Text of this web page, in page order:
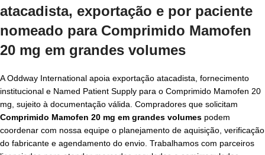
atacadista, exportação e por paciente
nomeado para Comprimido Mamofen
20 mg em grandes volumes
A Oddway International apoia exportação atacadista, fornecimento
institucional e Named Patient Supply para o Comprimido Mamofen 20
mg, sujeito à documentação válida. Compradores que solicitam
Comprimido Mamofen 20 mg em grandes volumes podem
coordenar com nossa equipe o planejamento de aquisição, verificação
do fabricante e agendamento do envio. Trabalhamos com parceiros